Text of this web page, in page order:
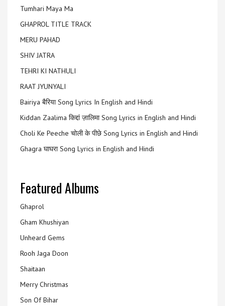
Tumhari Maya Ma
GHAPROL TITLE TRACK
MERU PAHAD
SHIV JATRA
TEHRI KI NATHULI
RAAT JYUNYALI
Bairiya बैरिया Song Lyrics In English and Hindi
Kiddan Zaalima किद्दां ज़ालिमा Song Lyrics in English and Hindi
Choli Ke Peeche चोली के पीछे Song Lyrics in English and Hindi
Ghagra घाघरा Song Lyrics in English and Hindi
Featured Albums
Ghaprol
Gham Khushiyan
Unheard Gems
Rooh Jaga Doon
Shaitaan
Merry Christmas
Son Of Bihar